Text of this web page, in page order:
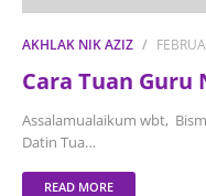
AKHLAK NIK AZIZ
Cara Tuan
Assalamualaikum wbt,
Datin Tua…
READ MORE